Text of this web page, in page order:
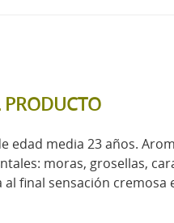
PRODUCTO
edad media 23 años.
moras, grosellas,
final sensación cremosa